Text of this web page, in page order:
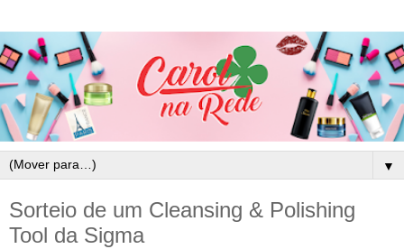
▼
Sorteio de um Cleansing & Polishing
Tool da Sigma